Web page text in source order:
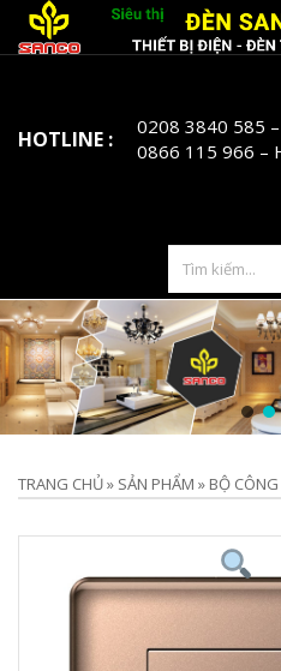
HOTLINE : 0208 3840 585
0866 115 966 –
TRANG CHỦ» SẢN PHẨM » BỘ